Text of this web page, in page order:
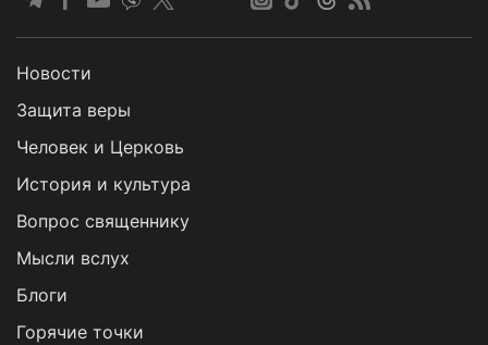
Новости
Защита веры
Человек и Церковь
История и культура
Вопрос священнику
Мысли вслух
Блоги
Горячие точки